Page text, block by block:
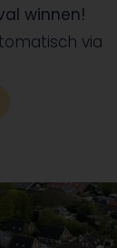
winnen!
via